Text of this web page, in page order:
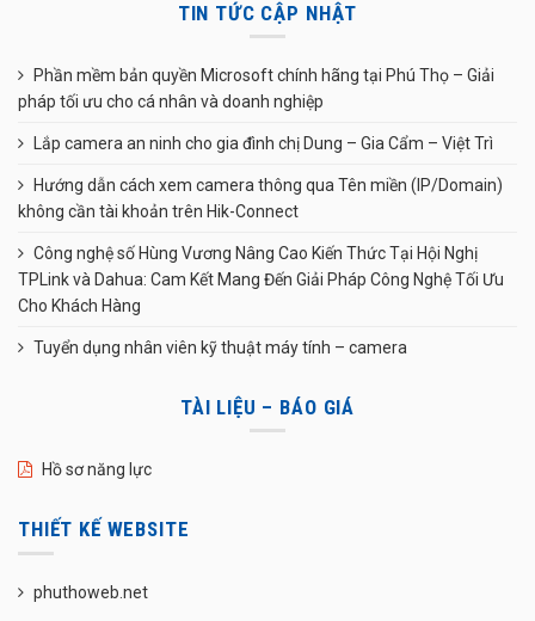
TIN TỨC CẬP NHẬT
Phần mềm bản quyền Microsoft chính hãng tại Phú Thọ – Giải
pháp tối ưu cho cá nhân và doanh nghiệp
Lắp camera an ninh cho gia đình chị Dung – Gia Cẩm – Việt Trì
Hướng dẫn cách xem camera thông qua Tên miền (IP/Domain)
không cần tài khoản trên Hik-Connect
Công nghệ số Hùng Vương Nâng Cao Kiến Thức Tại Hội Nghị
TPLink và Dahua: Cam Kết Mang Đến Giải Pháp Công Nghệ Tối Ưu
Cho Khách Hàng
Tuyển dụng nhân viên kỹ thuật máy tính – camera
TÀI LIỆU – BÁO GIÁ
Hồ sơ năng lực
THIẾT KẾ WEBSITE
phuthoweb.net